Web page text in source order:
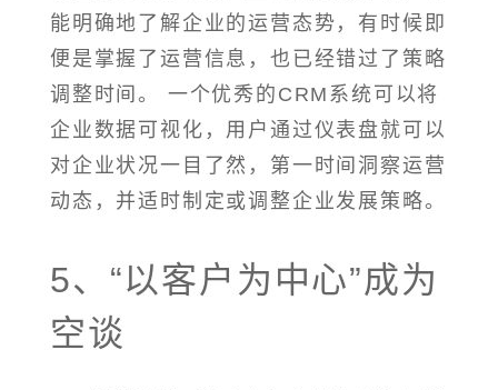
能明确地了解企业的运营态势，有时候即
便是掌握了运营信息，也已经错过了策略
调整时间。 一个优秀的CRM系统可以将
企业数据可视化，用户通过仪表盘就可以
对企业状况一目了然，第一时间洞察运营
动态，并适时制定或调整企业发展策略。
5、“以客户为中心”成为
空谈